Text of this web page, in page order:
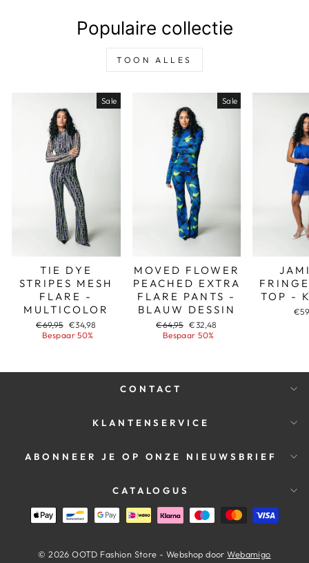
Populaire collectie
TOON ALLES
Sale
TIE DYE
STRIPES MESH
FLARE -
MULTICOLOR
Adviesprijs
€69,95 Aanbiedingsprijs
€34,98
Bespaar 50%
Sale
MOVED FLOWER
PEACHED EXTRA
FLARE PANTS -
BLAUW DESSIN
Adviesprijs
€64,95 Aanbiedingsprijs
€32,48
Bespaar 50%
TOP -
CONTACT
KLANTENSERVICE
ABONNEER JE OP ONZE NIEUWSBRIEF
CATALOGUS
© 2026 OOTD Fashion Store - Webshop doorWebamigo